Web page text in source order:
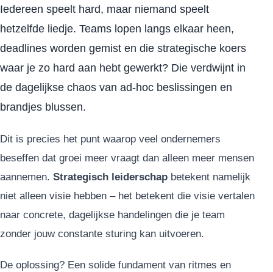
Iedereen speelt hard, maar niemand speelt
hetzelfde liedje. Teams lopen langs elkaar heen,
deadlines worden gemist en die strategische koers
waar je zo hard aan hebt gewerkt? Die verdwijnt in
de dagelijkse chaos van ad-hoc beslissingen en
brandjes blussen.
Dit is precies het punt waarop veel ondernemers
beseffen dat groei meer vraagt dan alleen meer mensen
aannemen. Strategisch leiderschap betekent namelijk
niet alleen visie hebben – het betekent die visie vertalen
naar concrete, dagelijkse handelingen die je team
zonder jouw constante sturing kan uitvoeren.
De oplossing? Een solide fundament van ritmes en